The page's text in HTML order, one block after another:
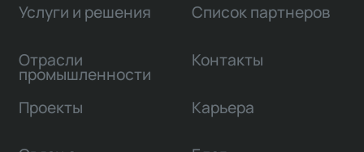
Услуги и решения
Отрасли
промышленности
Проекты
Список партнеров
Контакты
Карьера